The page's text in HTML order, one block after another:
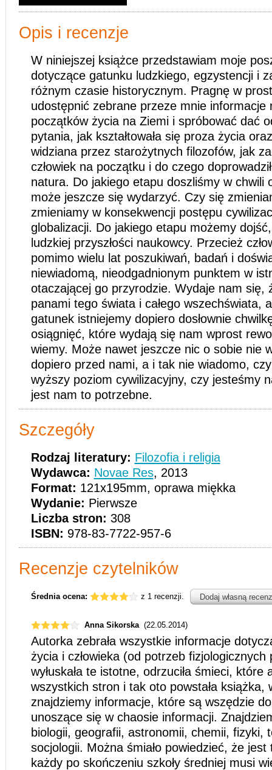
Opis i recenzje
W niniejszej książce przedstawiam moje
dotyczące gatunku ludzkiego, egzystencji i
różnym czasie historycznym. Pragnę w
udostępnić zebrane przeze mnie informacje
początków życia na Ziemi i spróbować dać
pytania, jak kształtowała się proza życia
widziana przez starożytnych filozofów, jak
człowiek na początku i do czego
natura. Do jakiego etapu doszliśmy w chwili
może jeszcze się wydarzyć. Czy się
zmieniamy w konsekwencji postępu
globalizacji. Do jakiego etapu możemy
ludzkiej przyszłości naukowcy. Przecież
pomimo wielu lat poszukiwań, badań i
niewiadomą, nieodgadnionym punktem w
otaczającej go przyrodzie. Wydaje nam się,
panami tego świata i całego wszechświata,
gatunek istniejemy dopiero dosłownie
osiągnięć, które wydają się nam wprost
wiemy. Może nawet jeszcze nic o sobie nie
dopiero przed nami, a i tak nie wiadomo,
wyższy poziom cywilizacyjny, czy jesteśmy
jest nam to potrzebne.
Szczegóły
Rodzaj literatury: Filozofia i religia
Wydawca: Novae Res, 2013
Format: 121x195mm, oprawa miękka
Wydanie: Pierwsze
Liczba stron: 308
ISBN: 978-83-7722-957-6
Recenzje czytelników
Średnia ocena: z 1 recenzji. Dodaj własną
Anna Sikorska (22.05.2014)
Autorka zebrała wszystkie informacje
życia i człowieka (od potrzeb
wyłuskała te istotne, odrzuciła śmieci, które
wszystkich stron i tak oto powstała książka,
znajdziemy informacje, które są wszędzie
unoszące się w chaosie informacji.
biologii, geografii, astronomii, chemii, fizyki,
socjologii. Można śmiało powiedzieć, że
każdy po skończeniu szkoły średniej musi